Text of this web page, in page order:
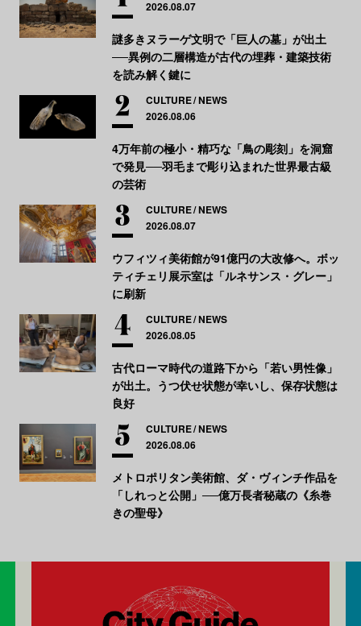
2026.08.07
謎多きヌラーゲ文明で「巨人の墓」が出土
──異例の二層構造が古代の埋葬・建築技術
を読み解く鍵に
CULTURE NEWS
2026.08.06
4万年前の極小・精巧な「鳥の彫刻」を洞窟
で発見──羽毛まで彫り込まれた世界最古級
の芸術
CULTURE NEWS
2026.08.07
ウフィツィ美術館が91億円の大改修へ。ボッ
ティチェリ展示室は「ルネサンス・グレー」
に刷新
CULTURE NEWS
2026.08.05
古代ローマ時代の道路下から「若い男性像」
が出土。うつ伏せ状態が幸いし、保存状態は
良好
CULTURE NEWS
2026.08.06
メトロポリタン美術館、ダ・ヴィンチ作品を
「しれっと公開」──億万長者秘蔵の《糸巻
きの聖母》